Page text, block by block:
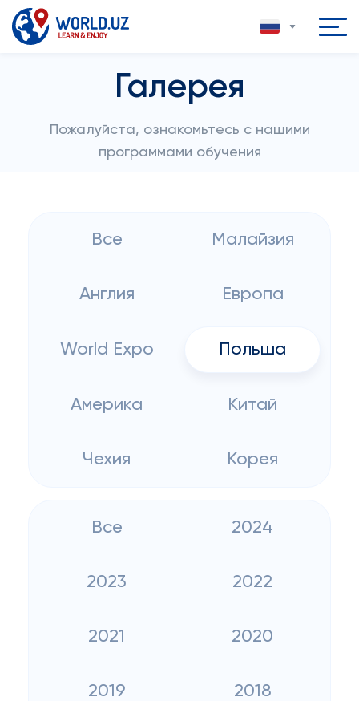
Галерея
Пожалуйста, ознакомьтесь с нашими
программами обучения
Все Малайзия
Англия Европа
World Expo Польша
Америка Китай
Чехия Корея
Все 2024
2023 2022
2021 2020
2019 2018